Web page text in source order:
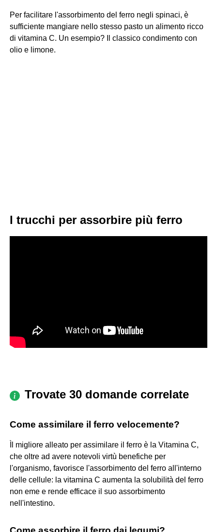
Per facilitare l'assorbimento del ferro negli spinaci, è
sufficiente mangiare nello stesso pasto un alimento ricco
di vitamina C. Un esempio? Il classico condimento con
olio e limone.
I trucchi per assorbire più ferro
Trovate 30 domande correlate
Come assimilare il ferro velocemente?
Ìl migliore alleato per assimilare il ferro è la Vitamina C,
che oltre ad avere notevoli virtù benefiche per
l'organismo, favorisce l'assorbimento del ferro all'interno
delle cellule: la vitamina C aumenta la solubilità del ferro
non eme e rende efficace il suo assorbimento
nell'intestino.